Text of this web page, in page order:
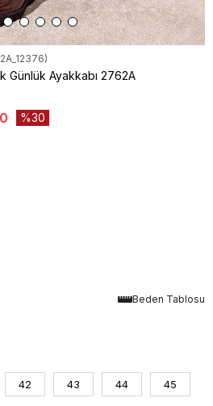
Günlük Ayakkabı 2762A
30
Beden Tablosu
42 43 44 45